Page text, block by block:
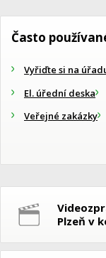
Často
Vyřiďte si na
El. úřední deska
Veřejné zakázky
Plzeň v